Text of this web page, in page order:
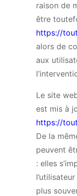
raison de
être
https://
alors de
aux
Le site
est mis à
https://
De la
peuvent
: elles
plus